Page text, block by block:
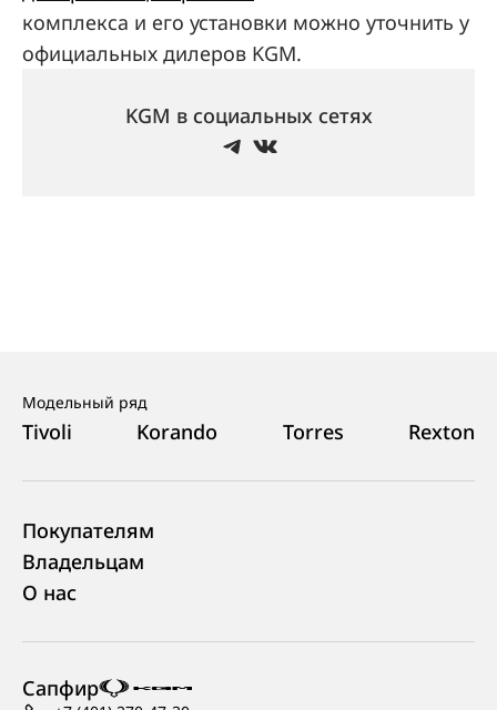
комплекса и его установки можно уточнить у
официальных дилеров KGM.
KGM в социальных сетях
Сапфир
Модельный ряд
Tivoli Korando Torres Rexton
Покупателям
Владельцам
О нас